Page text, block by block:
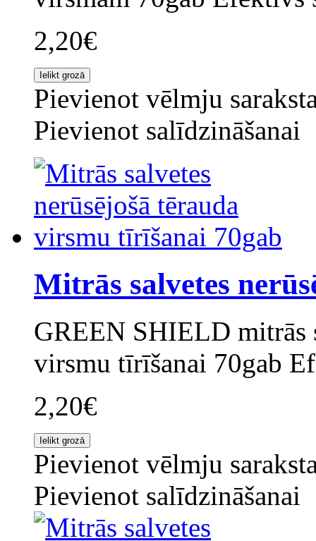
2,20€
Pievienot vēlmju
Pievienot salīdzināšanai
Mitrās salvetes
GREEN SHIELD mitrās
virsmu tīrīšanai 70gab
2,20€
Pievienot vēlmju
Pievienot salīdzināšanai